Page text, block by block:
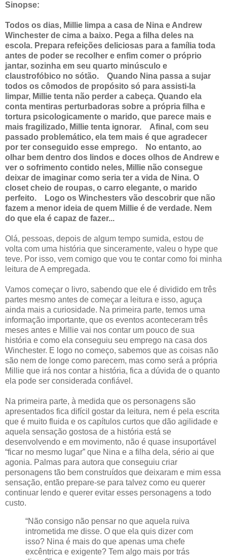
Sinopse:
Todos os dias, Millie limpa a casa de Nina e Andrew
Winchester de cima a baixo. Pega a filha deles na
escola. Prepara refeições deliciosas para a família toda
antes de poder se recolher e enfim comer o próprio
jantar, sozinha em seu quarto minúsculo e
claustrofóbico no sótão. Quando Nina passa a sujar
todos os cômodos de propósito só para assisti-la
limpar, Millie tenta não perder a cabeça. Quando ela
conta mentiras perturbadoras sobre a própria filha e
tortura psicologicamente o marido, que parece mais e
mais fragilizado, Millie tenta ignorar. Afinal, com seu
passado problemático, ela tem mais é que agradecer
por ter conseguido esse emprego. No entanto, ao
olhar bem dentro dos lindos e doces olhos de Andrew e
ver o sofrimento contido neles, Millie não consegue
deixar de imaginar como seria ter a vida de Nina. O
closet cheio de roupas, o carro elegante, o marido
perfeito. Logo os Winchesters vão descobrir que não
fazem a menor ideia de quem Millie é de verdade. Nem
do que ela é capaz de fazer...
Olá, pessoas, depois de algum tempo sumida, estou de
volta com uma história que sinceramente, valeu o hype que
teve. Por isso, vem comigo que vou te contar como foi minha
leitura de A empregada.
Vamos começar o livro, sabendo que ele é dividido em três
partes mesmo antes de começar a leitura e isso, aguça
ainda mais a curiosidade. Na primeira parte, temos uma
informação importante, que os eventos aconteceram três
meses antes e Millie vai nos contar um pouco de sua
história e como ela conseguiu seu emprego na casa dos
Winchester. E logo no começo, sabemos que as coisas não
são nem de longe como parecem, mas como será a própria
Millie que irá nos contar a história, fica a dúvida de o quanto
ela pode ser considerada confiável.
Na primeira parte, à medida que os personagens são
apresentados fica difícil gostar da leitura, nem é pela escrita
que é muito fluida e os capítulos curtos que dão agilidade e
aquela sensação gostosa de a história está se
desenvolvendo e em movimento, não é quase insuportável
“ficar no mesmo lugar” que Nina e a filha dela, sério ai que
agonia. Palmas para autora que conseguiu criar
personagens tão bem construídos que deixaram e mim essa
sensação, então prepare-se para talvez como eu querer
continuar lendo e querer evitar esses personagens a todo
custo.
“Não consigo não pensar no que aquela ruiva
intrometida me disse. O que ela quis dizer com
isso? Nina é mais do que apenas uma chefe
excêntrica e exigente? Tem algo mais por trás